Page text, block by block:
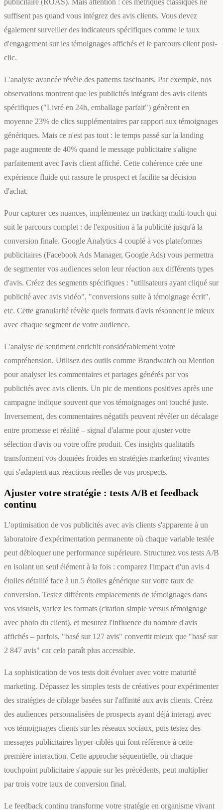
publicitaire (ROAS). Mais attention : ces métriques classiques ne
suffisent pas quand vous intégrez des avis clients. Vous devez
également surveiller des indicateurs spécifiques comme le taux
d'engagement sur les témoignages affichés et le parcours client post-
clic.
L'analyse avancée révèle des patterns fascinants. Par exemple, nos
observations montrent que les publicités intégrant des avis clients
spécifiques ("Livré en 24h, emballage parfait") génèrent en
moyenne 23% de clics supplémentaires par rapport aux témoignages
génériques. Mais ce n'est pas tout : le temps passé sur la landing
page augmente de 40% quand le message publicitaire s'aligne
parfaitement avec l'avis client affiché. Cette cohérence crée une
expérience fluide qui rassure le prospect et facilite sa décision
d'achat.
Pour capturer ces nuances, implémentez un tracking multi-touch qui
suit le parcours complet : de l'exposition à la publicité jusqu'à la
conversion finale. Google Analytics 4 couplé à vos plateformes
publicitaires (Facebook Ads Manager, Google Ads) vous permettra
de segmenter vos audiences selon leur réaction aux différents types
d'avis. Créez des segments spécifiques : "utilisateurs ayant cliqué sur
publicité avec avis vidéo", "conversions suite à témoignage écrit",
etc. Cette granularité révèle quels formats d'avis résonnent le mieux
avec chaque segment de votre audience.
L'analyse de sentiment enrichit considérablement votre
compréhension. Utilisez des outils comme Brandwatch ou Mention
pour analyser les commentaires et partages générés par vos
publicités avec avis clients. Un pic de mentions positives après une
campagne indique souvent que vos témoignages ont touché juste.
Inversement, des commentaires négatifs peuvent révéler un décalage
entre promesse et réalité – signal d'alarme pour ajuster votre
sélection d'avis ou votre offre produit. Ces insights qualitatifs
transforment vos données froides en stratégies marketing vivantes
qui s'adaptent aux réactions réelles de vos prospects.
Ajuster votre stratégie : tests A/B et feedback
continu
L'optimisation de vos publicités avec avis clients s'apparente à un
laboratoire d'expérimentation permanente où chaque variable testée
peut débloquer une performance supérieure. Structurez vos tests A/B
en isolant un seul élément à la fois : comparez l'impact d'un avis 4
étoiles détaillé face à un 5 étoiles générique sur votre taux de
conversion. Testez différents emplacements de témoignages dans
vos visuels, variez les formats (citation simple versus témoignage
avec photo du client), et mesurez l'influence du nombre d'avis
affichés – parfois, "basé sur 127 avis" convertit mieux que "basé sur
2 847 avis" car cela paraît plus accessible.
La sophistication de vos tests doit évoluer avec votre maturité
marketing. Dépassez les simples tests de créatives pour expérimenter
des stratégies de ciblage basées sur l'affinité aux avis clients. Créez
des audiences personnalisées de prospects ayant déjà interagi avec
vos témoignages clients sur les réseaux sociaux, puis testez des
messages publicitaires hyper-ciblés qui font référence à cette
première interaction. Cette approche séquentielle, où chaque
touchpoint publicitaire s'appuie sur les précédents, peut multiplier
par trois votre taux de conversion final.
Le feedback continu transforme votre stratégie en organisme vivant